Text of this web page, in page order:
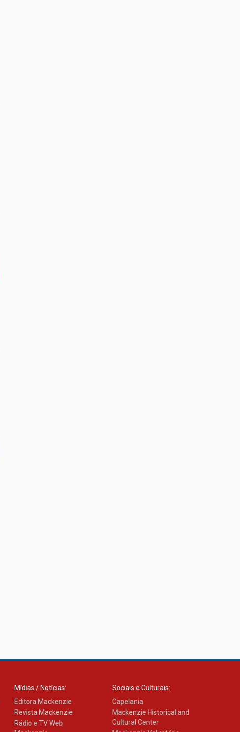
Mídias / Notícias:
Editora Mackenzie
Revista Mackenzie
Rádio e TV Web
Sociais e Culturais:
Capelania
Mackenzie Historical and
Cultural Center